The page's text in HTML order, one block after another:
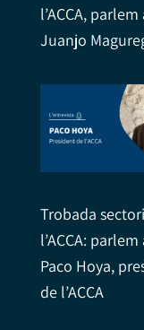
l’ACCA,
Juanjo
Trobada
l’ACCA:
Paco Hoya,
de l’ACCA